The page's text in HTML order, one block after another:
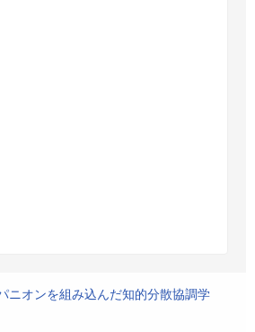
ニオンを組み込んだ知的分散協調学